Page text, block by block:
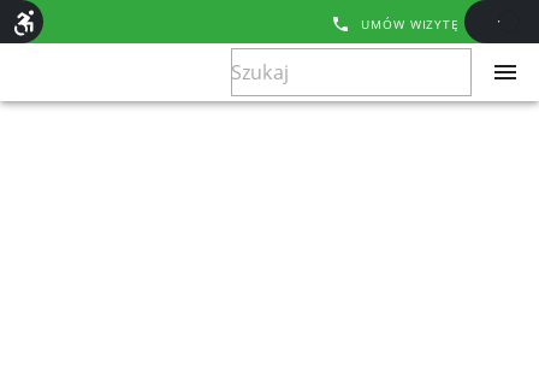
UMÓW WIZYTĘ